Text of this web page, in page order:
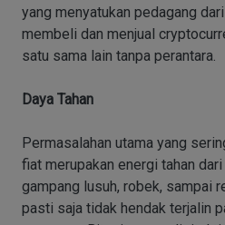
yang menyatukan pedagang
membeli dan menjual
satu sama lain tanpa perantara.
Daya Tahan
Permasalahan utama yang
fiat merupakan energi tahan
gampang lusuh, robek, sampai
pasti saja tidak hendak terjalin